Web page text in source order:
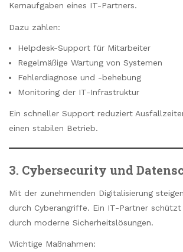
Kernaufgaben eines IT-Partners.
Dazu zählen:
Helpdesk-Support für Mitarbeiter
Regelmäßige Wartung von Systemen
Fehlerdiagnose und -behebung
Monitoring der IT-Infrastruktur
Ein schneller Support reduziert
einen stabilen Betrieb.
3. Cybersecurity und
Mit der zunehmenden Digitalisierung
durch Cyberangriffe. Ein IT-Partner schützt
durch moderne Sicherheitslösungen.
Wichtige Maßnahmen: